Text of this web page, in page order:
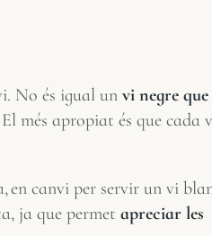
No és igual un vi negre que
més apropiat és que cada
en canvi per servir un vi
ja que permet apreciar les